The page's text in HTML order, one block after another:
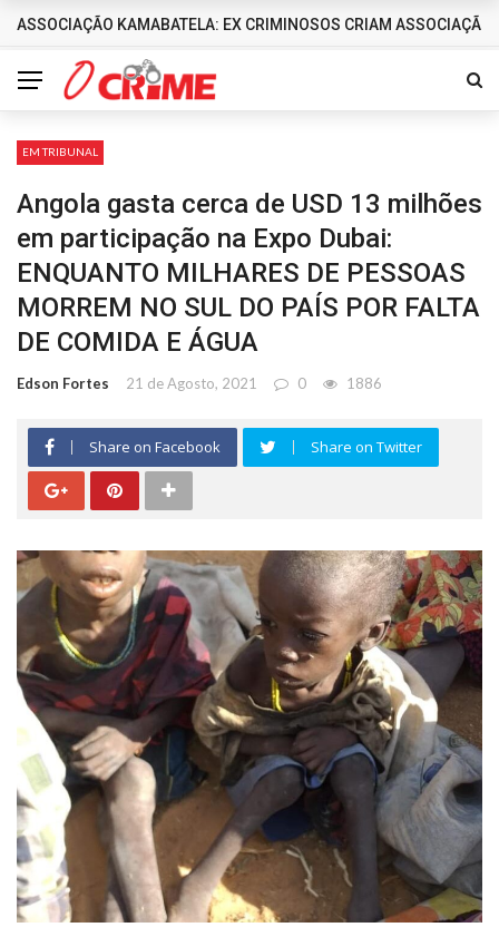
DESTAQUES
ASSOCIAÇÃO KAMABATELA: EX CRIMINOSOS CRIAM
EM TRIBUNAL
Angola gasta cerca de USD 13 milhões
em participação na Expo Dubai:
ENQUANTO MILHARES DE PESSOAS
MORREM NO SUL DO PAÍS POR FALTA
DE COMIDA E ÁGUA
Edson Fortes 21 de Agosto, 2021 0 1886
Share on Facebook Share on Twitter